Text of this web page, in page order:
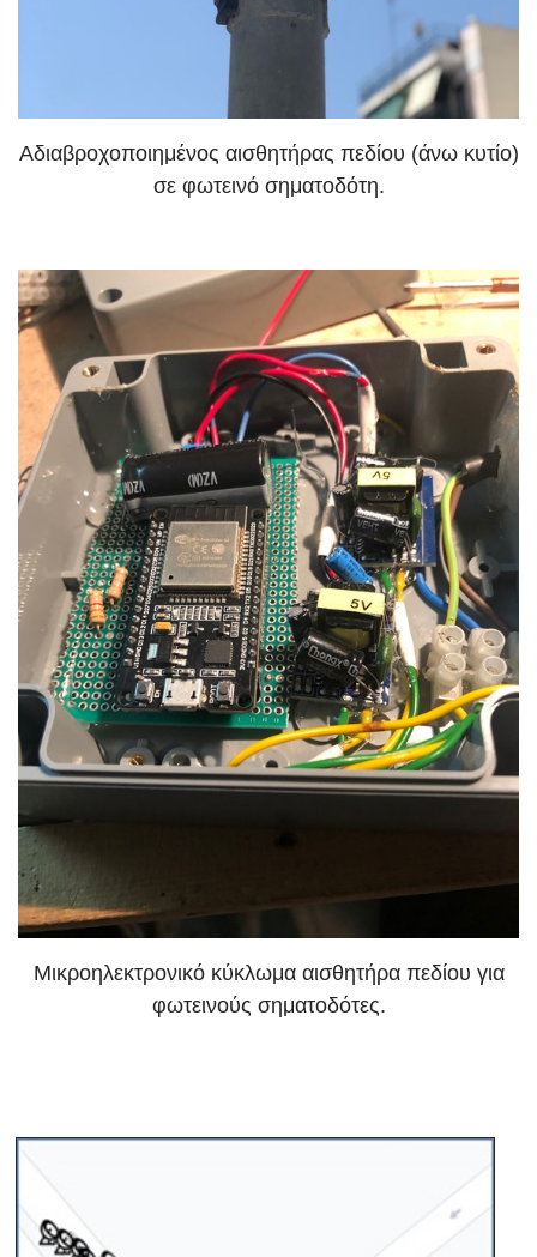
Αδιαβροχοποιημένος αισθητήρας πεδίου (άνω κυτίο)
σε φωτεινό σηματοδότη.
Μικροηλεκτρονικό κύκλωμα αισθητήρα πεδίου για
φωτεινούς σηματοδότες.